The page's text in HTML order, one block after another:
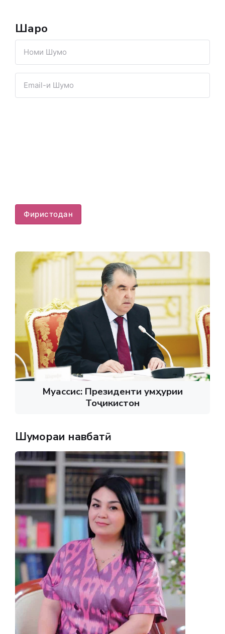
Шарҳҳо
Фиристодан
Муассис: Президенти Ҷумҳурии
Тоҷикистон
Шумораи навбатӣ